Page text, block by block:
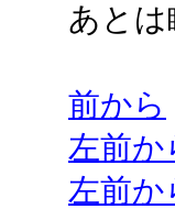
あとは
前から
左前か
左前か